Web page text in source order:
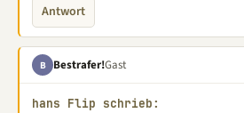
Antwort
B Bestrafer!Gast
hans Flip schrieb: